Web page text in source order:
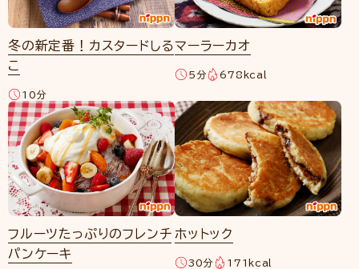
冬の新定番！カスタードしる
こ
10分
マーラーカオ
5分 678kcal
フルーツたっぷりのフレンチ
パンケーキ
ホットック
30分 171kcal